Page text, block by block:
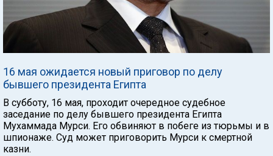
16 мая ожидается новый приговор по делу
бывшего президента Египта
В субботу, 16 мая, проходит очередное судебное
заседание по делу бывшего президента Египта
Мухаммада Мурси. Его обвиняют в побеге из тюрьмы и в
шпионаже. Суд может приговорить Мурси к смертной
казни.